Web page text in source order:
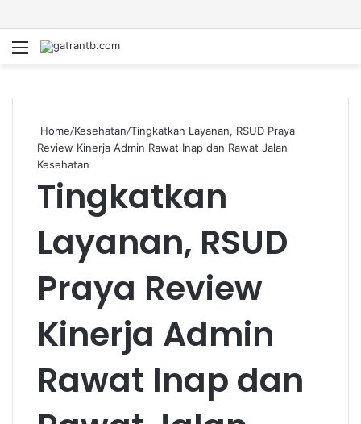
Menu
Home/Kesehatan/Tingkatkan Layanan, RSUD Praya
Review Kinerja Admin Rawat Inap dan Rawat Jalan
Kesehatan
Tingkatkan
Layanan, RSUD
Praya Review
Kinerja Admin
Rawat Inap dan